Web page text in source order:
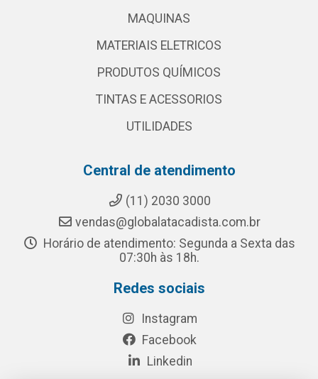
MAQUINAS
MATERIAIS ELETRICOS
PRODUTOS QUÍMICOS
TINTAS E ACESSORIOS
UTILIDADES
Central de atendimento
(11) 2030 3000
vendas@globalatacadista.com.br
Horário de atendimento: Segunda a Sexta das
07:30h às 18h.
Redes sociais
Instagram
Facebook
Linkedin